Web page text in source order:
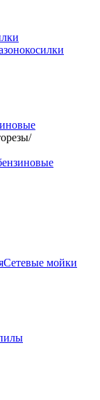
/
Сетевые мойки